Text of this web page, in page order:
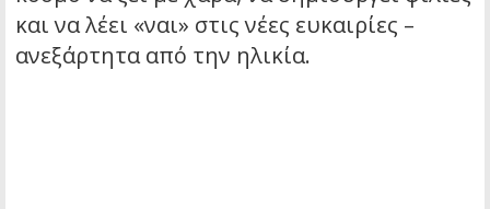
και να λέει «ναι» στις νέες ευκαιρίες –
ανεξάρτητα από την ηλικία.